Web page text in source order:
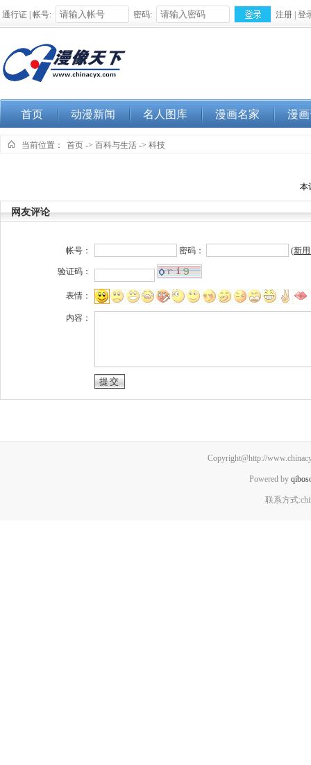
通行证 | 帐号: 密码: 注册 登
首页 动漫新闻 名人图库 漫画名家 漫
当前位置： 首页 -> 百科与生活 -> 科技
本
网友评论
帐号： 密码： (新
验证码：
表情：
内容：
Copyright@http://
Powered by
联系方式